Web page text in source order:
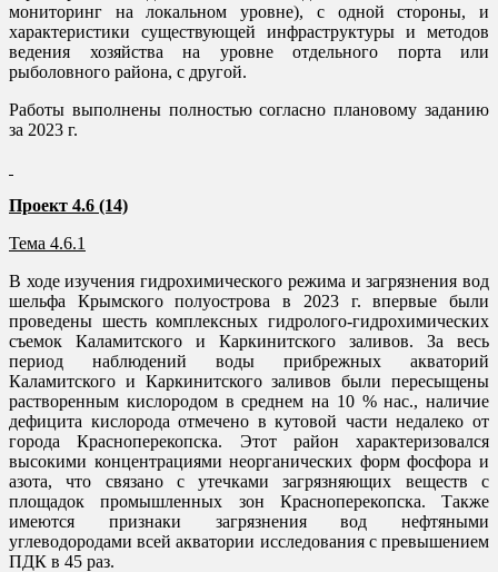
мониторинг на локальном уровне), с одной стороны, и
характеристики существующей инфраструктуры и методов
ведения хозяйства на уровне отдельного порта или
рыболовного района, с другой.
Работы выполнены полностью согласно плановому заданию
за 2023 г.
Проект 4.6 (14)
Тема 4.6.1
В ходе изучения гидрохимического режима и загрязнения вод
шельфа Крымского полуострова в 2023 г. впервые были
проведены шесть комплексных гидролого-гидрохимических
съемок Каламитского и Каркинитского заливов. За весь
период наблюдений воды прибрежных акваторий
Каламитского и Каркинитского заливов были пересыщены
растворенным кислородом в среднем на 10 % нас., наличие
дефицита кислорода отмечено в кутовой части недалеко от
города Красноперекопска. Этот район характеризовался
высокими концентрациями неорганических форм фосфора и
азота, что связано с утечками загрязняющих веществ с
площадок промышленных зон Красноперекопска. Также
имеются признаки загрязнения вод нефтяными
углеводородами всей акватории исследования с превышением
ПДК в 45 раз.